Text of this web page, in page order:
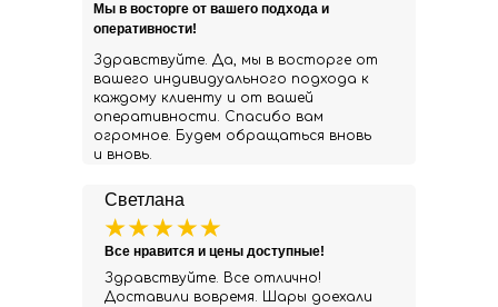
Здравствуйте. Да, мы в восторге от
вашего индивидуального подхода к
каждому клиенту и от вашей
оперативности. Спасибо вам
огромное. Будем обращаться вновь
и вновь.
Мы в восторге от вашего подхода и
оперативности!
Светлана
Здравствуйте. Все отлично!
Доставили вовремя. Шары доехали
Все нравится и цены доступные!